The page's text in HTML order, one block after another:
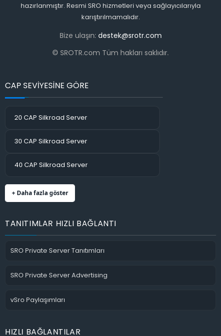
hazırlanmıştır. Resmi SRO hizmetleri veya sağlayıcılarıyla
karıştırılmamalıdır.
Bize ulaşın: destek@srotr.com
© SROTR.com Tüm hakları saklıdır.
CAP SEVİYESİNE GÖRE
20 CAP Silkroad Server
30 CAP Silkroad Server
40 CAP Silkroad Server
+ Daha fazla göster
TANITIMLAR HIZLI BAĞLANTI
SRO Private Server Tanıtımları
SRO Private Server Advertising
vSro Paylaşımları
HIZLI BAĞLANTILAR